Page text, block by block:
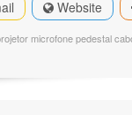
Website
microfone pedestal